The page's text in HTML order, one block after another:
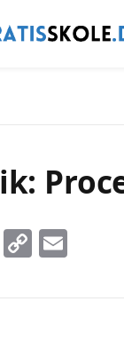
LinkedIn
Copy